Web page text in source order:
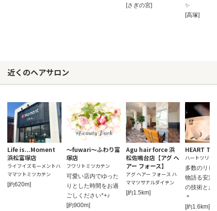
[さぎの宮]
✨
[高塚]
近くのヘアサロン
Life is...Moment
浜松富塚店
ライフイズモーメントハ
ママツトミツカテン
[約620m]
～fuwari～ふわり富
塚店
フワリトミツカテン
可愛い店内でゆった
りとした時間をお過
ごしください*+♪
[約900m]
Agu hair force 浜
松佐鳴台店【アグ ヘ
アー フォース】
アグ ヘアー フォース ハ
ママツサナルダイテン
[約1.5km]
HEART
ハートツリー
多数のリピ
物語る安定
の技術とお
＊
[約1.6km]